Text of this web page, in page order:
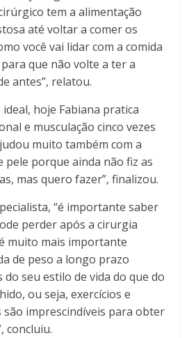
tem a alimentação
até voltar a comer os
você vai lidar com a comida
que não volte a ter a
antes”, relatou.
hoje Fabiana pratica
e musculação cinco vezes
muito também com a
pele porque ainda não fiz as
mas quero fazer”, finalizou.
“é importante saber
perder após a cirurgia
muito mais importante
de peso a longo prazo
seu estilo de vida do que do
ou seja, exercícios e
imprescindíveis para obter
concluiu.